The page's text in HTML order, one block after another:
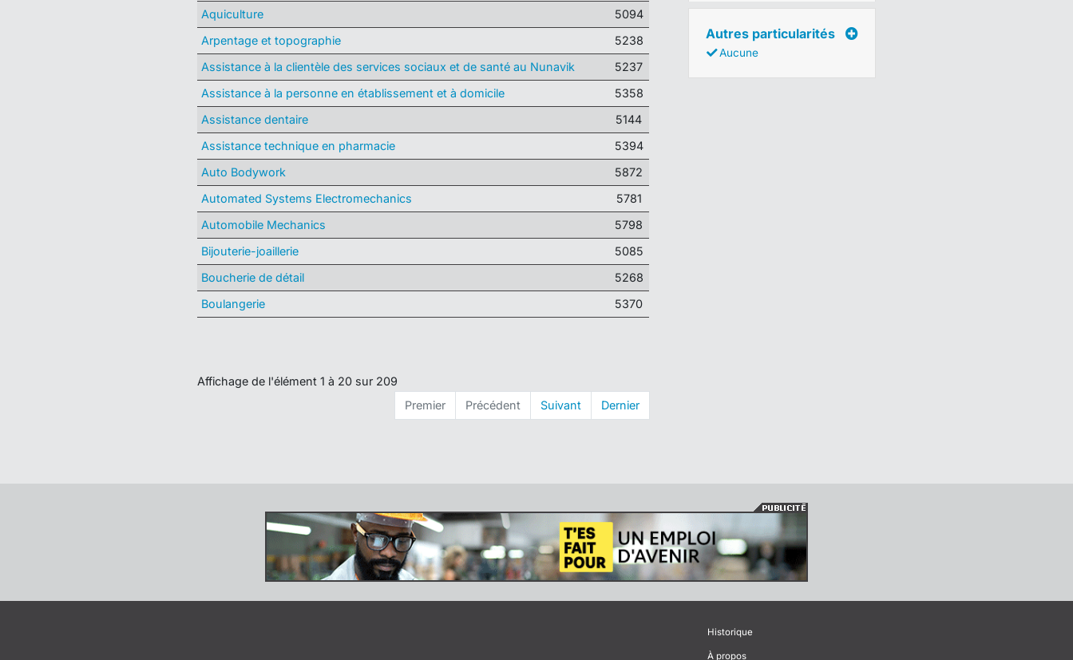
Aquiculture
5094
Arpentage et topographie
5238
Assistance à la clientèle des services sociaux et de santé au Nunavik
5237
Assistance à la personne en établissement et à domicile
5358
Assistance dentaire
5144
Assistance technique en pharmacie
5394
Auto Bodywork
5872
Automated Systems Electromechanics
5781
Automobile Mechanics
5798
Bijouterie-joaillerie
5085
Boucherie de détail
5268
Boulangerie
5370
Affichage de l'élément 1 à 20 sur 209
Premier
Précédent Suivant Dernier
Autres particularités
Aucune
Historique
À propos